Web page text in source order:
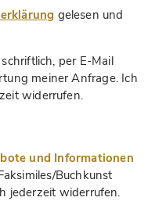
gelesen und
per E-Mail
meiner Anfrage. Ich
widerrufen.
und Informationen
Buchkunst
jederzeit widerrufen.